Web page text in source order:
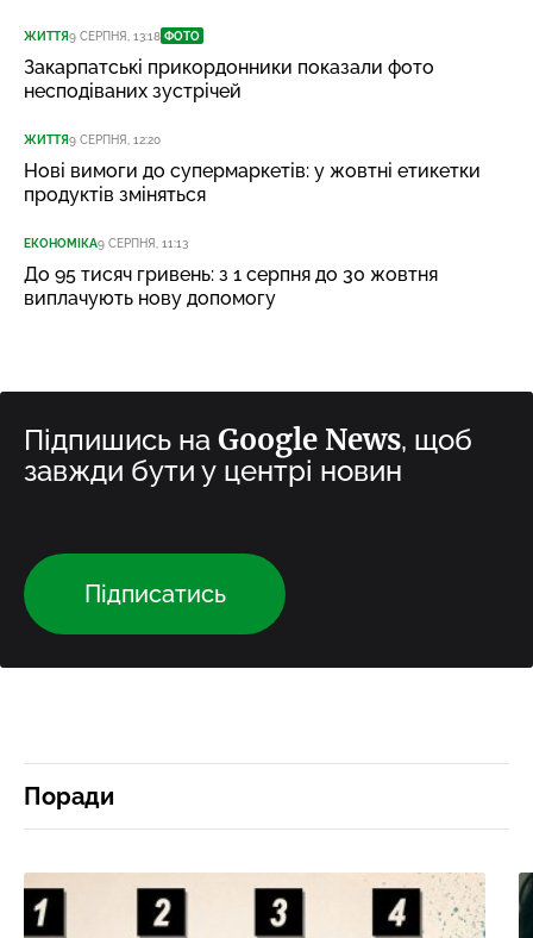
ЖИТТЯ9 СЕРПНЯ, 13:18 ФОТО
Закарпатські прикордонники показали фото
несподіваних зустрічей
ЖИТТЯ9 СЕРПНЯ, 12:20
Нові вимоги до супермаркетів: у жовтні етикетки
продуктів зміняться
ЕКОНОМІКА9 СЕРПНЯ, 11:13
До 95 тисяч гривень: з 1 серпня до 30 жовтня
виплачують нову допомогу
Підпишись на Google News, щоб
завжди бути у центрі новин
Підписатись
Поради